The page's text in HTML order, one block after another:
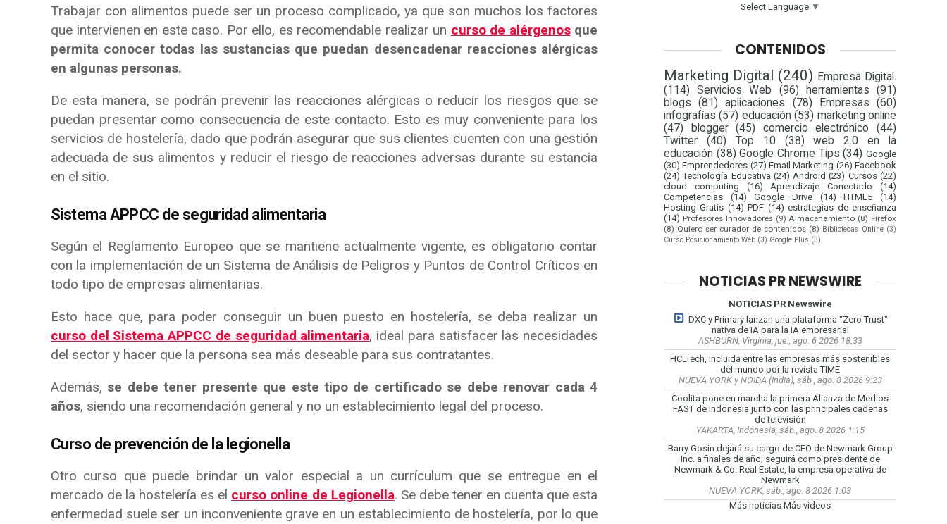
Trabajar con alimentos puede ser un proceso complicado, ya que son muchos los factores
que intervienen en este caso. Por ello, es recomendable realizar un curso de alérgenosque
permita conocer todas las sustancias que puedan desencadenar reacciones alérgicas
en algunas personas.
De esta manera, se podrán prevenir las reacciones alérgicas o reducir los riesgos que se
puedan presentar como consecuencia de este contacto. Esto es muy conveniente para los
servicios de hostelería, dado que podrán asegurar que sus clientes cuenten con una gestión
adecuada de sus alimentos y reducir el riesgo de reacciones adversas durante su estancia
en el sitio.
Sistema APPCC de seguridad alimentaria
Según el Reglamento Europeo que se mantiene actualmente vigente, es obligatorio contar
con la implementación de un Sistema de Análisis de Peligros y Puntos de Control Críticos en
todo tipo de empresas alimentarias.
Esto hace que, para poder conseguir un buen puesto en hostelería, se deba realizar un
curso del Sistema APPCC de seguridad alimentaria, ideal para satisfacer las necesidades
del sector y hacer que la persona sea más deseable para sus contratantes.
Además, se debe tener presente que este tipo de certificado se debe renovar cada 4
años, siendo una recomendación general y no un establecimiento legal del proceso.
Curso de prevención de la legionella
Otro curso que puede brindar un valor especial a un currículum que se entregue en el
mercado de la hostelería es el curso online de Legionella. Se debe tener en cuenta que esta
enfermedad suele ser un inconveniente grave en un establecimiento de hostelería, por lo que
Select Language ▼
CONTENIDOS
Marketing Digital (240) Empresa Digital.
(114)
Servicios Web (96) herramientas
(91)
blogs
(81) aplicaciones (78) Empresas
(60)
infografías (57) educación (53) marketing online
(47)
blogger (45) comercio electrónico
(44)
Twitter
(40) Top 10 (38)
web 2.0 en la
educación (38) Google Chrome Tips (34) Google
(30) Emprendedores (27) Email Marketing (26) Facebook
(24) Tecnología Educativa (24) Android (23) Cursos (22)
cloud computing
(16) Aprendizaje Conectado
(14)
Competencias
(14) Google Drive (14) HTML5
(14)
Hosting Gratis (14) PDF (14) estrategias de enseñanza
(14) Profesores Innovadores (9) Almacenamiento (8) Firefox
(8) Quiero ser curador de contenidos (8) Bibliotecas Online (3)
Curso Posicionamiento Web (3) Google Plus (3)
NOTICIAS PR NEWSWIRE
NOTICIAS PR Newswire
DXC y Primary lanzan una plataforma "Zero Trust"
nativa de IA para la IA empresarial
ASHBURN, Virginia, jue., ago. 6 2026 18:33
HCLTech, incluida entre las empresas más sostenibles
del mundo por la revista TIME
NUEVA YORK y NOIDA (India), sáb., ago. 8 2026 9:23
Coolita pone en marcha la primera Alianza de Medios
FAST de Indonesia junto con las principales cadenas
de televisión
YAKARTA, Indonesia, sáb., ago. 8 2026 1:15
Barry Gosin dejará su cargo de CEO de Newmark Group
Inc. a finales de año; seguirá como presidente de
Newmark & Co. Real Estate, la empresa operativa de
Newmark
NUEVA YORK, sáb., ago. 8 2026 1:03
Más noticias Más videos